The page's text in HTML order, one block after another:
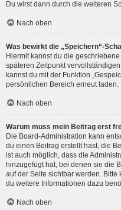
Du wirst dann durch die weiteren
Nach oben
Was bewirkt die „Speichern“-
Hiermit kannst du die
späteren Zeitpunkt
kannst du mit der Funktion
persönlichen Bereich erneut laden.
Nach oben
Warum muss mein Beitrag erst
Die Board-Administration kann
du einen Beitrag erstellt hast, die
ist auch möglich, dass die
hinzugefügt hat, bei denen sie die
auf der Seite sichtbar werden.
du weitere Informationen dazu
Nach oben